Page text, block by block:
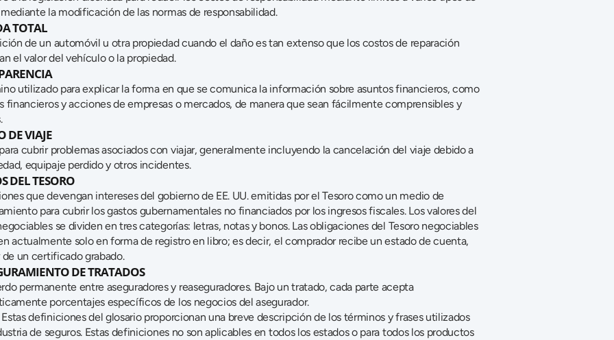
la modificación de las normas de responsabilidad.
TOTAL
de un automóvil u otra propiedad cuando el daño es tan extenso que los costos de reparación
el valor del vehículo o la propiedad.
utilizado para explicar la forma en que se comunica la información sobre asuntos financieros, como
financieros y acciones de empresas o mercados, de manera que sean fácilmente comprensibles y
DE VIAJE
cubrir problemas asociados con viajar, generalmente incluyendo la cancelación del viaje debido a
equipaje perdido y otros incidentes.
DEL TESORO
que devengan intereses del gobierno de EE. UU. emitidas por el Tesoro como un medio de
para cubrir los gastos gubernamentales no financiados por los ingresos fiscales. Los valores del
se dividen en tres categorías: letras, notas y bonos. Las obligaciones del Tesoro negociables
actualmente solo en forma de registro en libro; es decir, el comprador recibe un estado de cuenta,
de un certificado grabado.
DE TRATADOS
permanente entre aseguradores y reaseguradores. Bajo un tratado, cada parte acepta
porcentajes específicos de los negocios del asegurador.
Estas definiciones del glosario proporcionan una breve descripción de los términos y frases utilizados
de seguros. Estas definiciones no son aplicables en todos los estados o para todos los productos